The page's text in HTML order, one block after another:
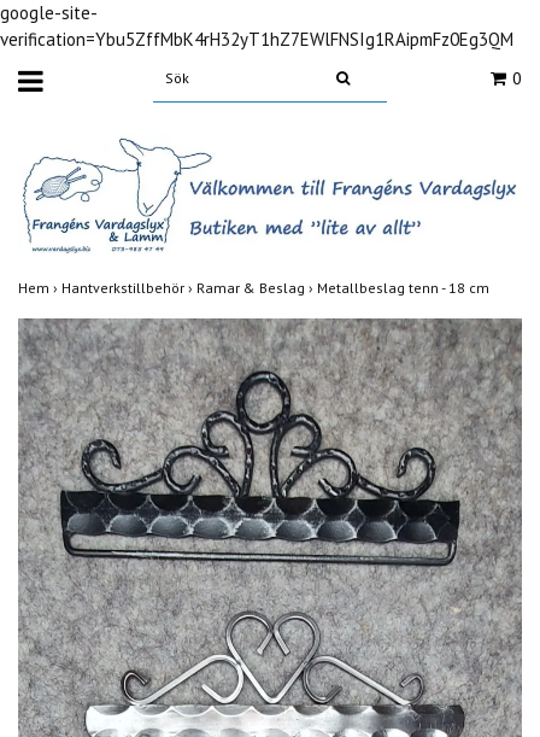
google-site-
verification=Ybu5ZffMbK4rH32yT1hZ7EWlFNSIg1RAipmFz0Eg3QM
0
Hem › Hantverkstillbehör › Ramar & Beslag › Metallbeslag tenn - 18 cm